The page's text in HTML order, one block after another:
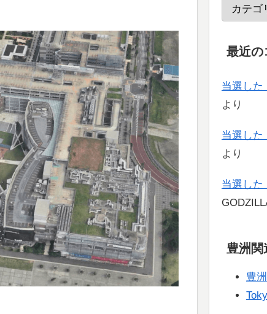
最近の
当選した
より
当選した
より
当選した
豊洲関
豊